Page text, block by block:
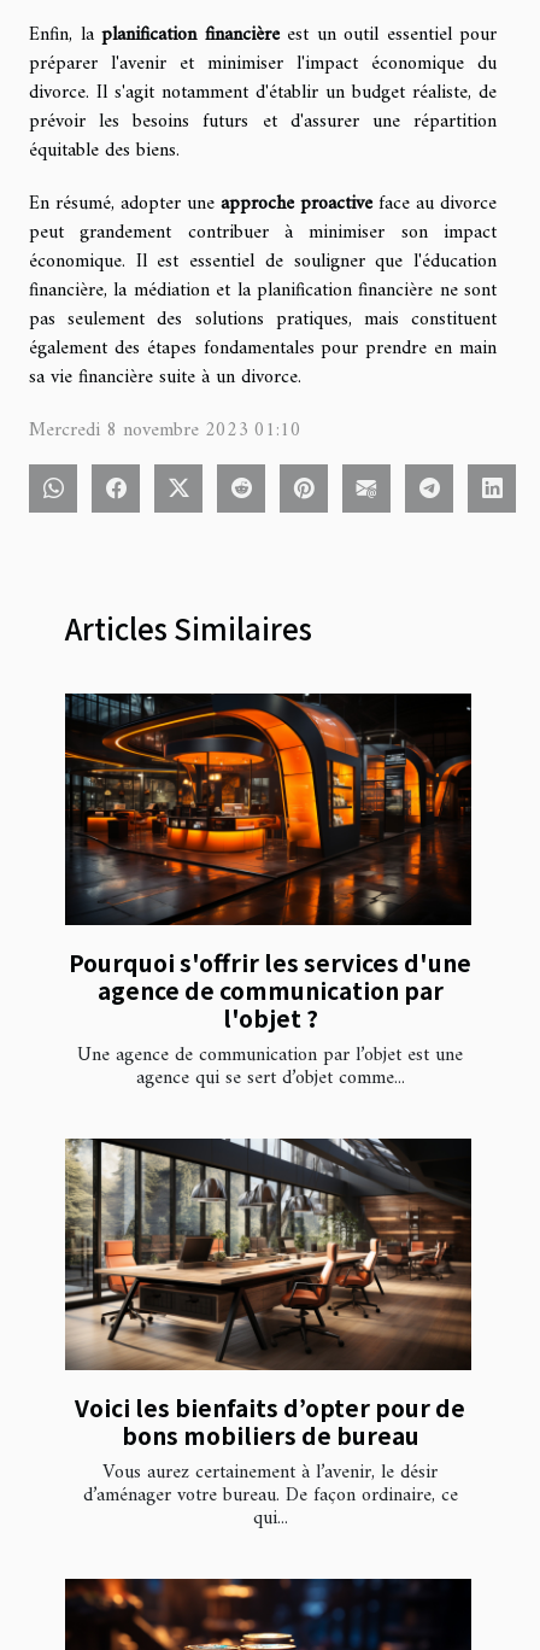
Enfin, la planification financièreest un outil essentiel pour
préparer l'avenir et minimiser l'impact économique du
divorce. Il s'agit notamment d'établir un budget réaliste, de
prévoir les besoins futurs et d'assurer une répartition
équitable des biens.
En résumé, adopter uneapproche proactiveface au divorce
peut grandement contribuer à minimiser son impact
économique. Il est essentiel de souligner que l'éducation
financière, la médiation et la planification financière ne sont
pas seulement des solutions pratiques, mais constituent
également des étapes fondamentales pour prendre en main
sa vie financière suite à un divorce.
Mercredi 8 novembre 2023 01:10
Articles Similaires
Pourquoi s'offrir les services d'une
agence de communication par
l'objet ?
Une agence de communication par l’objet est une
agence qui se sert d’objet comme...
Voici les bienfaits d’opter pour de
bons mobiliers de bureau
Vous aurez certainement à l’avenir, le désir
d’aménager votre bureau. De façon ordinaire, ce
qui...